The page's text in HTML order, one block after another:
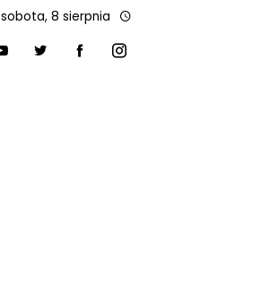
sobota, 8 sierpnia